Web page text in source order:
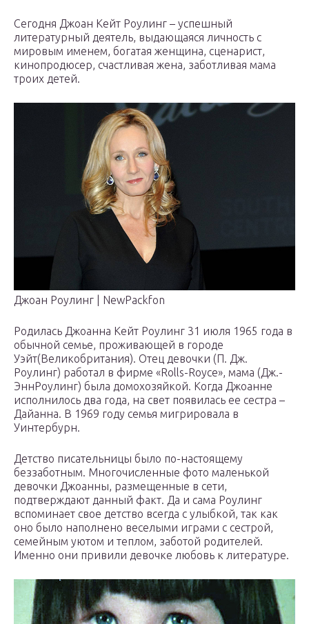
Сегодня Джоан Кейт Роулинг – успешный
литературный деятель, выдающаяся личность с
мировым именем, богатая женщина, сценарист,
кинопродюсер, счастливая жена, заботливая мама
троих детей.
Джоан Роулинг | NewPackfon
Родилась Джоанна Кейт Роулинг 31 июля 1965 года в
обычной семье, проживающей в городе
Уэйт(Великобритания). Отец девочки (П. Дж.
Роулинг) работал в фирме «Rolls-Royce», мама (Дж.-
ЭннРоулинг) была домохозяйкой. Когда Джоанне
исполнилось два года, на свет появилась ее сестра –
Дайанна. В 1969 году семья мигрировала в
Уинтербурн.
Детство писательницы было по-настоящему
беззаботным. Многочисленные фото маленькой
девочки Джоанны, размещенные в сети,
подтверждают данный факт. Да и сама Роулинг
вспоминает свое детство всегда с улыбкой, так как
оно было наполнено веселыми играми с сестрой,
семейным уютом и теплом, заботой родителей.
Именно они привили девочке любовь к литературе.